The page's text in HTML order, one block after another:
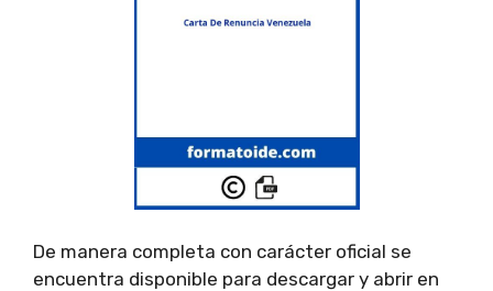
De manera completa con carácter oficial se
encuentra disponible para descargar y abrir en